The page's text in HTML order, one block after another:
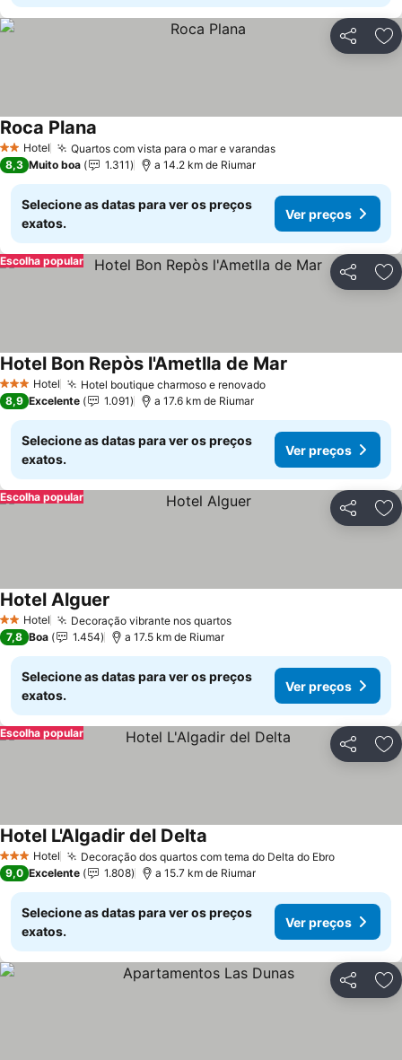
Partilhar
2 Estrelas
Hotel Quartos com vista para o mar e varandas
Roca Plana
8,3 Muito boa 1.311 a 14.2 km de Riumar
Selecione as datas para ver os preços
exatos.
Ver preços
Partilhar
Escolha popular
3 EstrelasHotel Hotel boutique charmoso e renovado
Hotel Bon Repòs l'Ametlla de Mar
8,9 Excelente 1.091 a 17.6 km de Riumar
Selecione as datas para ver os preços
exatos.
Ver preços
Partilhar
Escolha popular
2 Estrelas
Hotel Decoração vibrante nos quartos
Hotel Alguer
7,8 Boa 1.454 a 17.5 km de Riumar
Selecione as datas para ver os preços
exatos.
Ver preços
Partilhar
Escolha popular
3 EstrelasHotel Decoração dos quartos com tema do Delta do Ebro
Hotel L'Algadir del Delta
9,0 Excelente 1.808 a 15.7 km de Riumar
Selecione as datas para ver os preços
exatos.
Ver preços
Partilhar